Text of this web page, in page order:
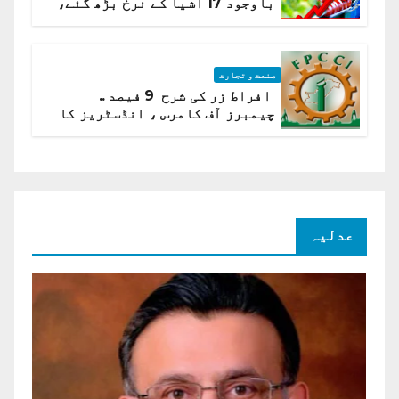
صنعت و تجارت
افراط زر کی شرح 9 فیصد ..
چیمبرز آف کامرس ، انڈسٹریز کا
عدلیہ